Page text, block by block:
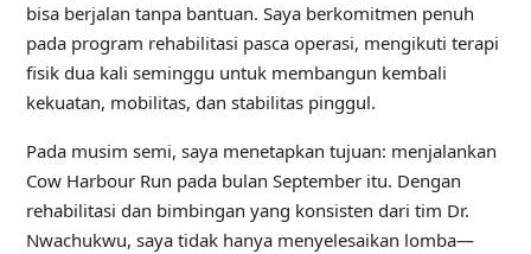
bisa berjalan tanpa bantuan. Saya berkomitmen penuh
pada program rehabilitasi pasca operasi, mengikuti terapi
fisik dua kali seminggu untuk membangun kembali
kekuatan, mobilitas, dan stabilitas pinggul.
Pada musim semi, saya menetapkan tujuan: menjalankan
Cow Harbour Run pada bulan September itu. Dengan
rehabilitasi dan bimbingan yang konsisten dari tim Dr.
Nwachukwu, saya tidak hanya menyelesaikan lomba—